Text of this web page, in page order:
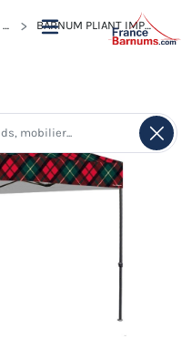
BARNUM PLIANT IMPRIMÉ - CAPSULE TARTAN - 3MX3M